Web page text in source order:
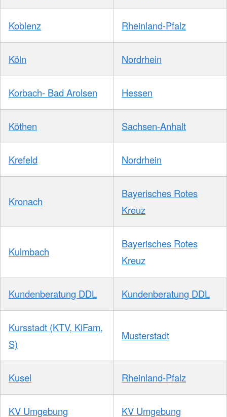
Koblenz Rheinland-Pfalz
Köln Nordrhein
Korbach- Bad Arolsen Hessen
Köthen Sachsen-Anhalt
Krefeld Nordrhein
Kronach
Bayerisches Rotes
Kreuz
Kulmbach
Bayerisches Rotes
Kreuz
Kundenberatung DDL Kundenberatung DDL
Kursstadt (KTV, KiFam,
S)
Musterstadt
Kusel Rheinland-Pfalz
KV Umgebung KV Umgebung